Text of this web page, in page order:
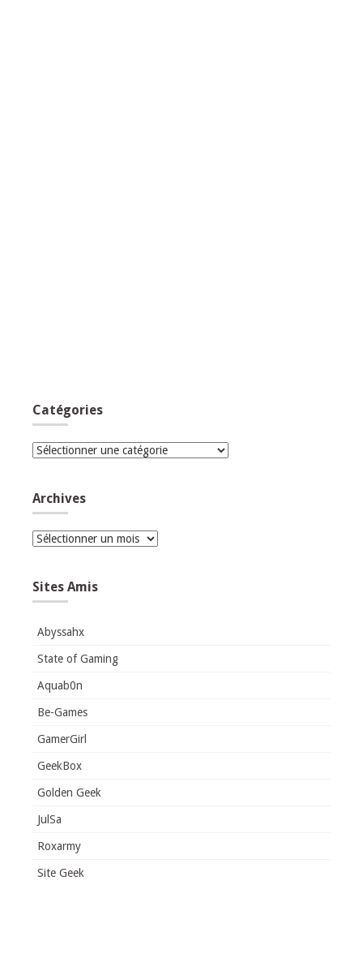
Catégories
Catégories
Archives
Archives
Sites Amis
Abyssahx
State of Gaming
Aquab0n
Be-Games
GamerGirl
GeekBox
Golden Geek
JulSa
Roxarmy
Site Geek